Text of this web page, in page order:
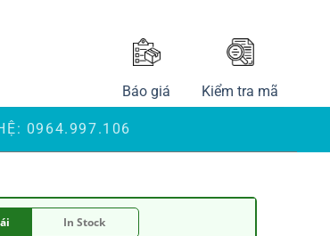
Báo giá Kiểm tra mã
0964.997.106
In Stock